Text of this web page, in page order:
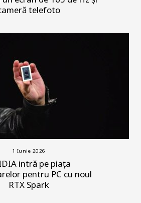
telefoto
1 Iunie 2026
intră pe piața
pentru PC cu noul
RTX Spark